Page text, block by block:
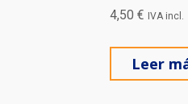
4,50 € IVA incl.
Leer